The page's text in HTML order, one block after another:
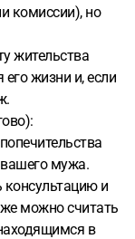
комиссии), но
жительства
жизни и, если
мужа.
и
можно считать
в